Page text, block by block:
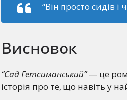
“Він просто сидів
Висновок
“Сад Гетсиманський”— це
історія про те, що навіть у